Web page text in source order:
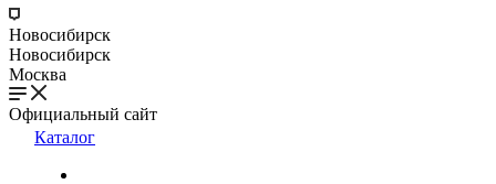
Новосибирск
Новосибирск
Москва
Официальный сайт
Каталог